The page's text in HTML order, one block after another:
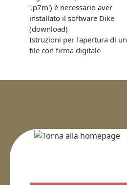
'.p7m') è necessario aver
installato il software Dike
(download)
Istruzioni per l'apertura di un
file con firma digitale